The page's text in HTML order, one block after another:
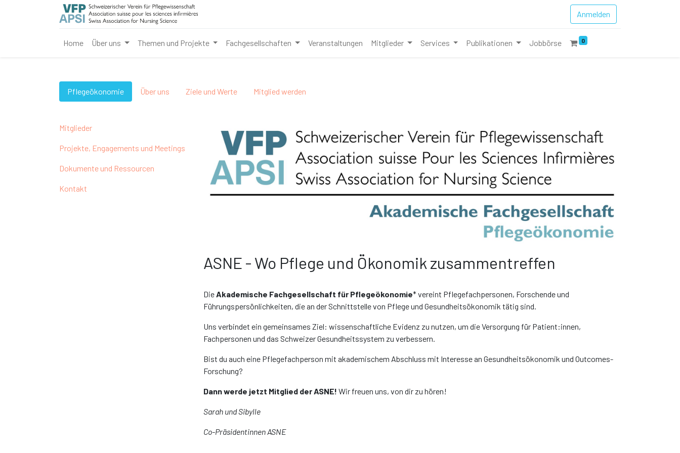
Anmelden
Home Über uns Themen und Projekte Fachgesellschaften Veranstaltungen Mitglieder Services Publikationen Jobbörse 0
Pflegeökonomie Über uns Ziele und Werte Mitglied werden
Mitglieder
Projekte, Engagements und Meetings
Dokumente und Ressourcen
Kontakt
ASNE - Wo Pflege und Ökonomik zusammentreffen
DieAkademische Fachgesellschaft für Pflegeökonomie* vereint Pflegefachpersonen, Forschende und
Führungspersönlichkeiten, die an der Schnittstelle von Pflege und Gesundheitsökonomik tätig sind.
Uns verbindet ein gemeinsames Ziel: wissenschaftliche Evidenz zu nutzen, um die Versorgung für Patient:innen,
Fachpersonen und das Schweizer Gesundheitssystem zu verbessern.
Bist du auch eine Pflegefachperson mit akademischem Abschluss mit Interesse an Gesundheitsökonomik und Outcomes-
Forschung?
Dann werde jetzt Mitglied der ASNE! Wir freuen uns, von dir zu hören!
Sarah und Sibylle
Co-Präsidentinnen ASNE